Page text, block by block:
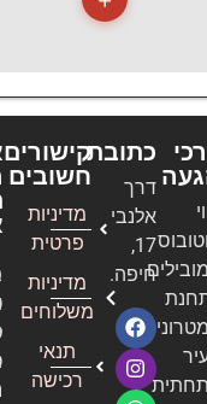
כתובת
דרך
אלנבי
17,
חיפה.
קישורים
חשובים
מדיניות
פרטית
מדיניות
משלוחים
תנאי
רכישה
אז
מה
טרי
טלה